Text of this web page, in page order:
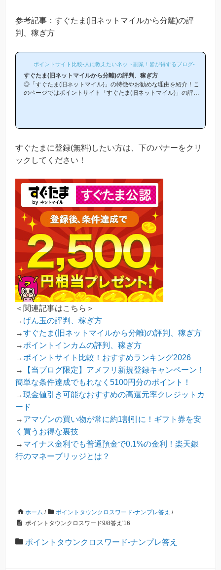
参考記事：すぐたま(旧ネットマイルから分離)の評
判、稼ぎ方
ポイントサイト比較-人に教えたいネット副業！皆が得するブログ-
すぐたま(旧ネットマイルから分離)の評判、稼ぎ方
◎「すぐたま(旧ネットマイル)」の特徴やお勧めな理由を紹介！こ
のページではポイントサイト「すぐたま(旧ネットマイル)」の評判
登録された方は1万人以上もおられます！)当ページからすぐたまへ
の新規登録はほんの数...
すぐたまに登録(無料)したい方は、下のバナーをクリ
ックしてください！
＜関連記事はこちら＞
→ げん玉の評判、稼ぎ方
→すぐたま(旧ネットマイルから分離)の評判、稼ぎ方
→ ポイントインカムの評判、稼ぎ方
→ ポイントサイト比較！おすすめランキング2026
→
【当ブログ限定】アメフリ新規登録キャンペーン！
簡単な条件達成でもれなく5100円分のポイント！
→現金値引き可能なおすすめの高還元率クレジットカ
ード
→ アマゾンの買い物が常に約1割引に！ギフト券を安
く買うお得な裏技
→ マイナス金利でも普通預金で0.1%の金利！楽天銀
行のマネーブリッジとは？
ホーム / ポイントタウンクロスワード-ナンプレ答え /
ポイントタウンクロスワード9/8答え'16
ポイントタウンクロスワード-ナンプレ答え